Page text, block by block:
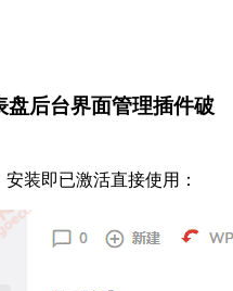
盘后台界面管理插件破
安装即已激活直接使用：